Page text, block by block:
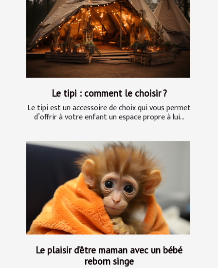
Le tipi : comment le choisir ?
Le tipi est un accessoire de choix qui vous permet
d’offrir à votre enfant un espace propre à lui...
Le plaisir d’être maman avec un bébé
reborn singe